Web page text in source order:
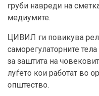
груби навреди на
медиумите.
ЦИВИЛ ги повикува
саморегулаторните
за заштита на
луѓето кои работат во
општество.